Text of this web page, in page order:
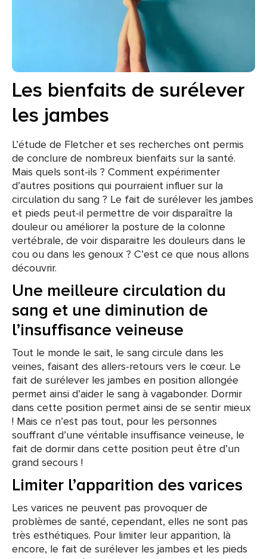
Les bienfaits de surélever
les jambes
L’étude de Fletcher et ses recherches ont permis
de conclure de nombreux bienfaits sur la santé.
Mais quels sont-ils ? Comment expérimenter
d’autres positions qui pourraient influer sur la
circulation du sang ? Le fait de surélever les jambes
et pieds peut-il permettre de voir disparaître la
douleur ou améliorer la posture de la colonne
vertébrale, de voir disparaitre les douleurs dans le
cou ou dans les genoux ? C’est ce que nous allons
découvrir.
Une meilleure circulation du
sang et une diminution de
l’insuffisance veineuse
Tout le monde le sait, le sang circule dans les
veines, faisant des allers-retours vers le cœur. Le
fait de surélever les jambes en position allongée
permet ainsi d’aider le sang à vagabonder. Dormir
dans cette position permet ainsi de se sentir mieux
! Mais ce n’est pas tout, pour les personnes
souffrant d’une véritable insuffisance veineuse, le
fait de dormir dans cette position peut être d’un
grand secours !
Limiter l’apparition des varices
Les varices ne peuvent pas provoquer de
problèmes de santé, cependant, elles ne sont pas
très esthétiques. Pour limiter leur apparition, là
encore, le fait de surélever les jambes et les pieds